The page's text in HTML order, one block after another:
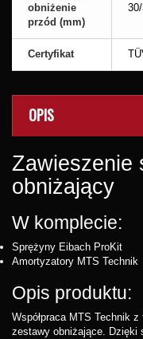
obniżenie
przód (mm)
Certyfikat
OPIS
Zawieszenie
obniżający
W komplecie:
Sprężyny Eibach ProKit
Amortyzatory MTS Technik
Opis produktu:
Współpraca MTS Technik
zestawy obniżające. Dzięki